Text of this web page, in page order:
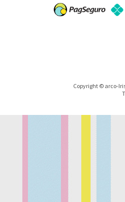
Copyright © arco-